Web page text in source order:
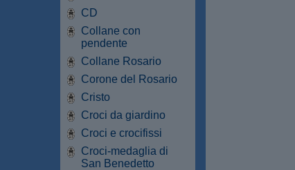
CD
Collane con
pendente
Collane Rosario
Corone del Rosario
Cristo
Croci da giardino
Croci e crocifissi
Croci-medaglia di
San Benedetto